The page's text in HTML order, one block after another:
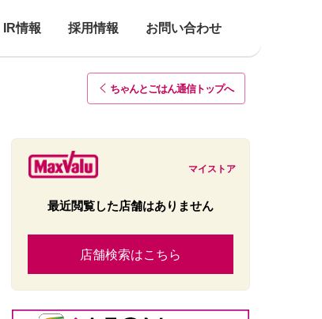
IR情報 採用情報 お問い合わせ
ちゃんとごはん通信トップへ
マイストア
最近閲覧した店舗はありません
店舗検索はこちら